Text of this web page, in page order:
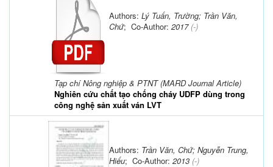
Tạp chí Nông nghiệp & PTNT (MARD Journal Article)
Nghiên cứu chất tạo chống cháy UDFP dùng trong
công nghệ sản xuất ván LVT
Authors: Lý Tuấn, Trường; Trần Văn,
Chứ; Co-Author: 2017(-)
Authors: Trần Văn, Chứ; Nguyễn Trung,
Hiếu; Co-Author: 2013 (-)